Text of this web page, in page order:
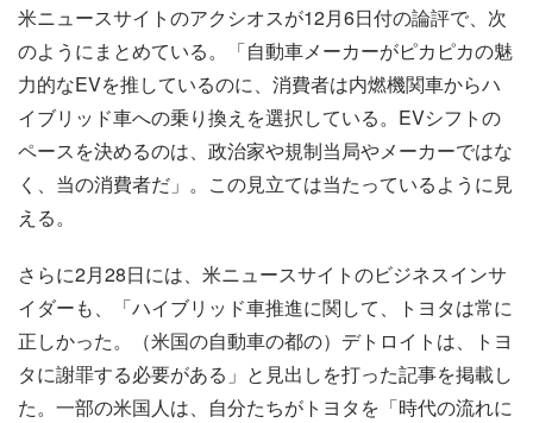
米ニュースサイトのアクシオスが12月6日付の論評で、次
のようにまとめている。「自動車メーカーがピカピカの魅
力的なEVを推しているのに、消費者は内燃機関車からハ
イブリッド車への乗り換えを選択している。EVシフトの
ペースを決めるのは、政治家や規制当局やメーカーではな
く、当の消費者だ」。この見立ては当たっているように見
える。
さらに2月28日には、米ニュースサイトのビジネスインサ
イダーも、「ハイブリッド車推進に関して、トヨタは常に
正しかった。（米国の自動車の都の）デトロイトは、トヨ
タに謝罪する必要がある」と見出しを打った記事を掲載し
た。一部の米国人は、自分たちがトヨタを「時代の流れに